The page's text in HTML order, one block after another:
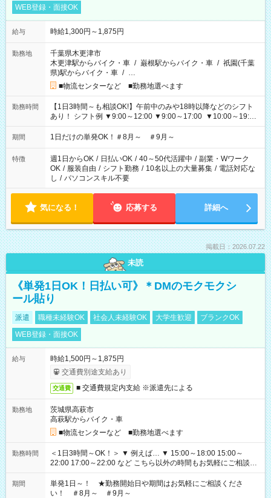
WEB登録・面接OK
給与 時給1,300円～1,875円
勤務地
千葉県木更津市
木更津駅からバイク・車 / 巌根駅からバイク・車 / 祇園(千葉
県)駅からバイク・車 / …
■物流センターなど ■勤務地選べます
勤務時間
【1日3時間～も相談OK!】午前中のみや18時以降などのシフト
あり！ シフト例 ▼9:00～12:00 ▼9:00～17:00 ▼10:00～19:00
▼18:00～21:00
期間 1日だけの単発OK！＃8月～ ＃9月～
特徴 週1日からOK / 日払いOK / 40～50代活躍中 / 副業・Wワーク
OK / 服装自由 / シフト勤務 / 10名以上の大量募集 / 電話対応な
し / パソコンスキル不要
気になる！ 応募する 詳細へ
掲載日：2026.07.22
未読
《単発1日OK！日払い可》＊DMのモクモクシ
ール貼り
派遣 職種未経験OK 社会人未経験OK 大学生歓迎
ブランクOK
WEB登録・面接OK
給与
時給1,500円～1,875円
交通費別途支給あり
交通費 ■ 交通費規定内支給 ※派遣先による
勤務地
茨城県高萩市
高萩駅からバイク・車
■物流センターなど ■勤務地選べます
勤務時間
＜1日3時間～OK！＞ ▼ 例えば… ▼ 15:00～18:00 15:00～
22:00 17:00～22:00 など こちら以外の時間もお気軽にご相談く
ださい！
期間
単発1日～！ ★勤務開始日や期間はお気軽にご相談くださ
い！ ＃8月～ ＃9月～